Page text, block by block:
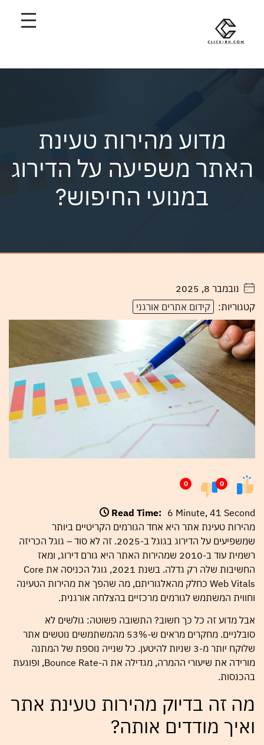
מדוע מהירות טעינת
האתר משפיעה על הדירוג
במנועי החיפוש?
נובמבר 8, 2025
קטגוריות:
קידום אתרים אורגני
0
0
Read Time: 6 Minute, 41 Second
מהירות טעינת אתר היא אחד הגורמים הקריטיים ביותר
שמשפיעים על הדירוג בגוגל ב-2025. זה לא סוד – גוגל הכריזה
רשמית עוד ב-2010 שמהירות האתר היא גורם דירוג, ומאז
החשיבות שלה רק גדלה. בשנת 2021, גוגל הכניסה את Core
Web Vitals כחלק מהאלגוריתם, מה שהפך את מהירות הטעינה
וחווית המשתמש לגורמים מרכזיים בהצלחה אורגנית.
אבל מדוע זה כל כך חשוב? התשובה פשוטה: גולשים לא
סובלניים. מחקרים מראים ש-53% מהמשתמשים נוטשים אתר
שלוקח יותר מ-3 שניות להיטען. כל שנייה נוספת של המתנה
מורידה את שיעורי ההמרה, מגדילה את ה-Bounce Rate, ופוגעת
בהכנסות.
מה זה בדיוק מהירות טעינת אתר
ואיך מודדים אותה?